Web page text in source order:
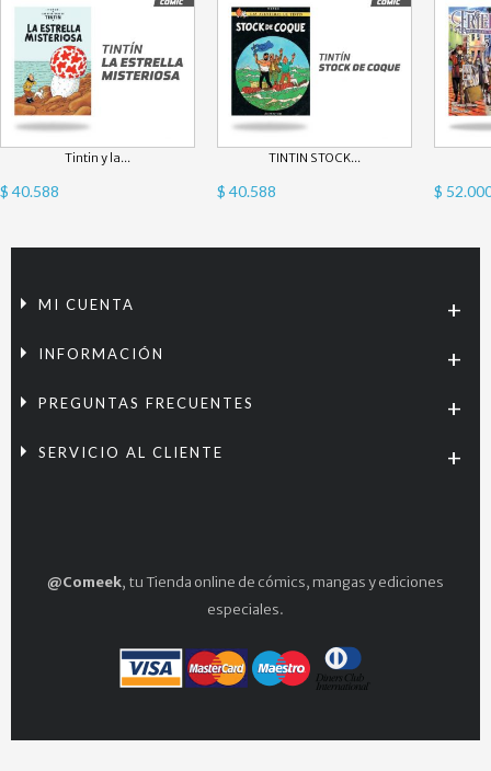
Tintin y la...
$ 40.588
TINTIN STOCK...
$ 40.588 $
MI CUENTA
INFORMACIÓN
PREGUNTAS FRECUENTES
SERVICIO AL CLIENTE
@Comeek, tu Tienda online de cómics, mangas y ediciones
especiales.